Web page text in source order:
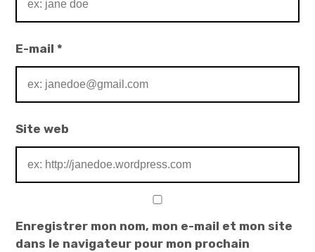
E-mail*
Site web
Enregistrer mon nom, mon e-mail et mon site
dans le navigateur pour mon prochain